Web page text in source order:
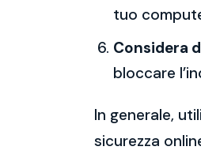
tuo
Considera
bloccare
In generale,
sicurezza